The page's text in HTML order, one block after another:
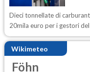
Dieci tonnellate di
20mila euro per i gestori
Wikimeteo
Föhn